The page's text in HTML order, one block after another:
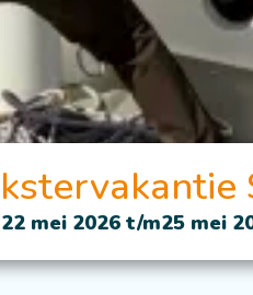
22 mei 2026 t/m25 mei